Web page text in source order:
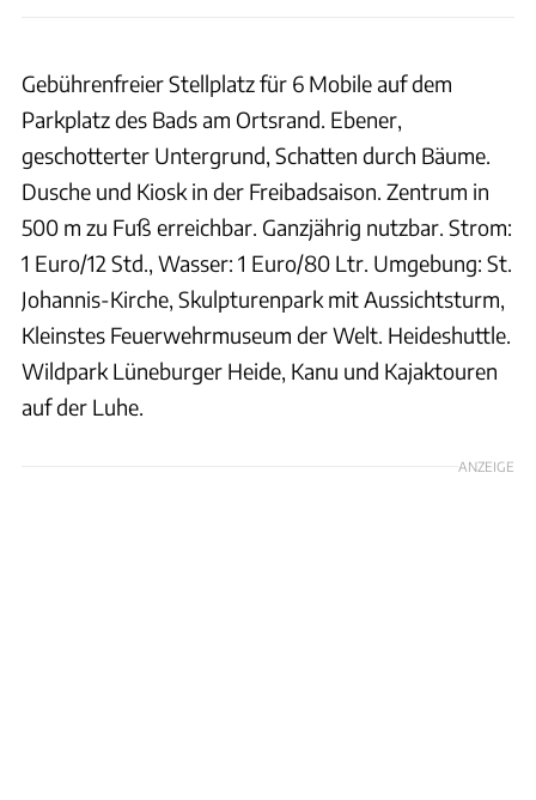
Gebührenfreier Stellplatz für 6 Mobile auf dem
Parkplatz des Bads am Ortsrand. Ebener,
geschotterter Untergrund, Schatten durch Bäume.
Dusche und Kiosk in der Freibadsaison. Zentrum in
500 m zu Fuß erreichbar. Ganzjährig nutzbar. Strom:
1 Euro/12 Std., Wasser: 1 Euro/80 Ltr. Umgebung: St.
Johannis-Kirche, Skulpturenpark mit Aussichtsturm,
Kleinstes Feuerwehrmuseum der Welt. Heideshuttle.
Wildpark Lüneburger Heide, Kanu und Kajaktouren
auf der Luhe.
ANZEIGE